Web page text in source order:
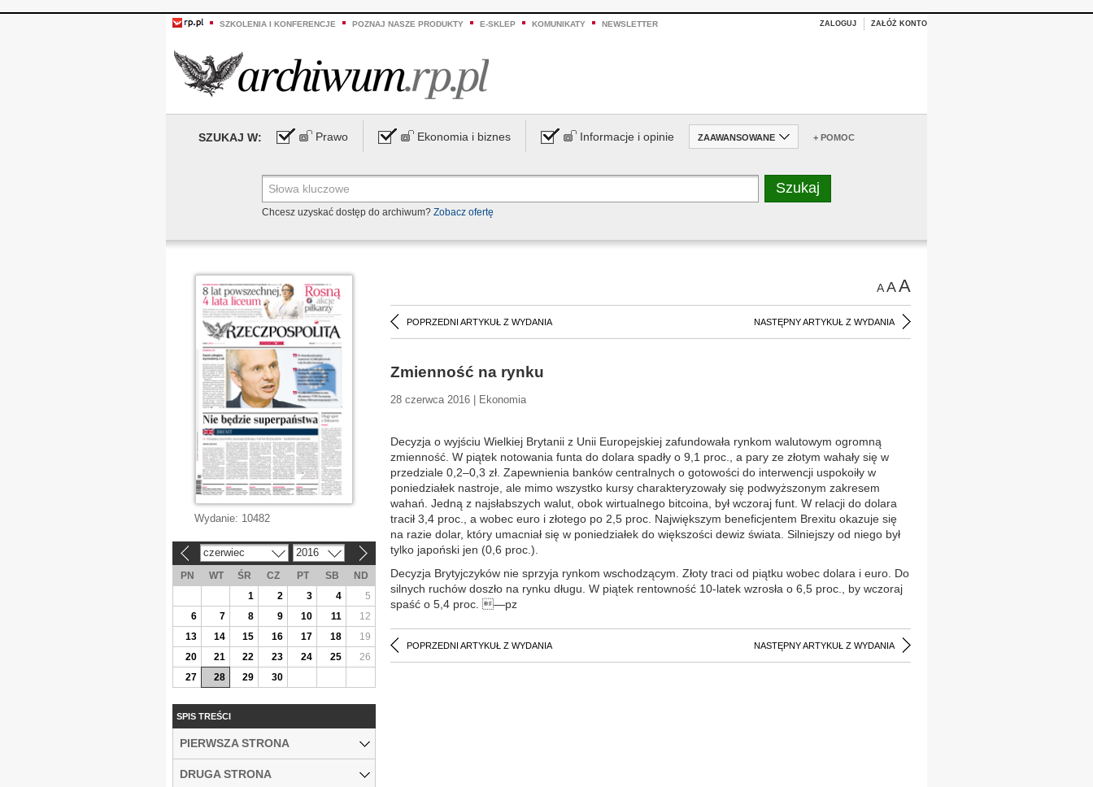
SZKOLENIA I KONFERENCJE POZNAJ NASZE PRODUKTY E-SKLEP KOMUNIKATY NEWSLETTER ZALOGUJ ZAŁÓŻ KONTO
SZUKAJ W: Prawo Ekonomia i biznes Informacje i opinie ZAAWANSOWANE + POMOC
Chcesz uzyskać dostęp do archiwum? Zobacz ofertę
AAA
POPRZEDNI ARTYKUŁ Z WYDANIA NASTĘPNY ARTYKUŁ Z WYDANIA
Zmienność na rynku
28 czerwca 2016 | Ekonomia
Decyzja o wyjściu Wielkiej Brytanii z Unii Europejskiej zafundowała rynkom walutowym ogromną
zmienność. W piątek notowania funta do dolara spadły o 9,1 proc., a pary ze złotym wahały się w
przedziale 0,2–0,3 zł. Zapewnienia banków centralnych o gotowości do interwencji uspokoiły w
poniedziałek nastroje, ale mimo wszystko kursy charakteryzowały się podwyższonym zakresem
wahań. Jedną z najsłabszych walut, obok wirtualnego bitcoina, był wczoraj funt. W relacji do dolara
tracił 3,4 proc., a wobec euro i złotego po 2,5 proc. Największym beneficjentem Brexitu okazuje się
na razie dolar, który umacniał się w poniedziałek do większości dewiz świata. Silniejszy od niego był
tylko japoński jen (0,6 proc.).
Decyzja Brytyjczyków nie sprzyja rynkom wschodzącym. Złoty traci od piątku wobec dolara i euro. Do
silnych ruchów doszło na rynku długu. W piątek rentowność 10-latek wzrosła o 6,5 proc., by wczoraj
spaść o 5,4 proc. —pz
POPRZEDNI ARTYKUŁ Z WYDANIA NASTĘPNY ARTYKUŁ Z WYDANIA
Wydanie: 10482
czerwiec 2016
PN WT ŚR CZ PT SB
ND
1
2 3 4
5
6
7 8 9 10 11
12
13
14 15 16 17 18
19
20
21 22 23 24 25
26
27
28 29 30
SPIS TREŚCI
PIERWSZA STRONA
DRUGA STRONA